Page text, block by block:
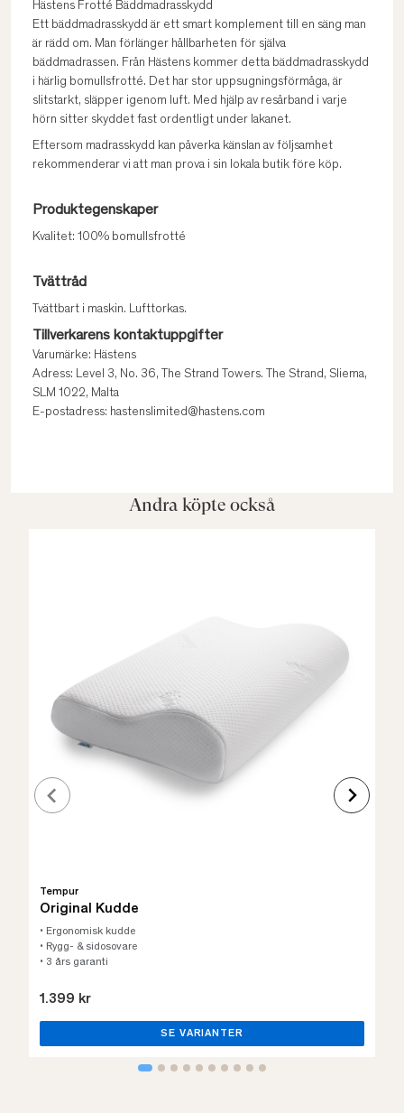
Hästens Frotté Bäddmadrasskydd
Ett bäddmadrasskydd är ett smart komplement till en säng man
är rädd om. Man förlänger hållbarheten för själva
bäddmadrassen. Från Hästens kommer detta bäddmadrasskydd
i härlig bomullsfrotté. Det har stor uppsugningsförmåga, är
slitstarkt, släpper igenom luft. Med hjälp av resårband i varje
hörn sitter skyddet fast ordentligt under lakanet.
Eftersom madrasskydd kan påverka känslan av följsamhet
rekommenderar vi att man prova i sin lokala butik före köp.
Produktegenskaper
Kvalitet: 100% bomullsfrotté
Tvättråd
Tvättbart i maskin. Lufttorkas.
Tillverkarens kontaktuppgifter
Varumärke: Hästens
Adress: Level 3, No. 36, The Strand Towers. The Strand, Sliema,
SLM 1022, Malta
E-postadress: hastenslimited@hastens.com
Andra köpte också
Tempur
Original Kudde
• Ergonomisk kudde
• Rygg- & sidosovare
• 3 års garanti
1.399 kr
SE VARIANTER